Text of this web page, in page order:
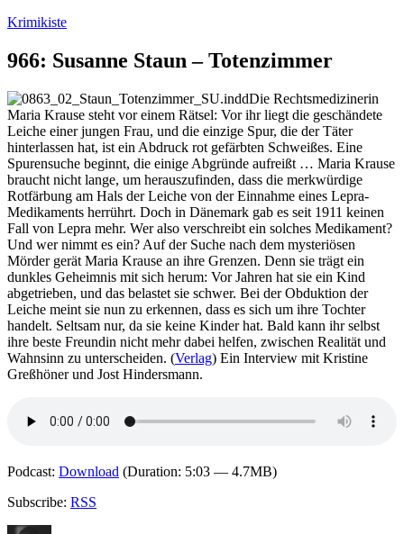
Zum
springen
Krimikiste
966: Susanne Staun – Totenzimmer
Die Rechtsmedizinerin
Maria Krause steht vor einem Rätsel: Vor ihr liegt die geschändete
Leiche einer jungen Frau, und die einzige Spur, die der Täter
hinterlassen hat, ist ein Abdruck rot gefärbten Schweißes. Eine
Spurensuche beginnt, die einige Abgründe aufreißt … Maria Krause
braucht nicht lange, um herauszufinden, dass die merkwürdige
Rotfärbung am Hals der Leiche von der Einnahme eines Lepra-
Medikaments herrührt. Doch in Dänemark gab es seit 1911 keinen
Fall von Lepra mehr. Wer also verschreibt ein solches Medikament?
Und wer nimmt es ein? Auf der Suche nach dem mysteriösen
Mörder gerät Maria Krause an ihre Grenzen. Denn sie trägt ein
dunkles Geheimnis mit sich herum: Vor Jahren hat sie ein Kind
abgetrieben, und das belastet sie schwer. Bei der Obduktion der
Leiche meint sie nun zu erkennen, dass es sich um ihre Tochter
handelt. Seltsam nur, da sie keine Kinder hat. Bald kann ihr selbst
ihre beste Freundin nicht mehr dabei helfen, zwischen Realität und
Wahnsinn zu unterscheiden. (Verlag) Ein Interview mit Kristine
Greßhöner und Jost Hindersmann.
Podcast: Download (Duration: 5:03 — 4.7MB)
Subscribe: RSS